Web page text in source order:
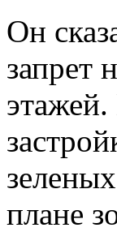
Он
запрет
этажей.
плане